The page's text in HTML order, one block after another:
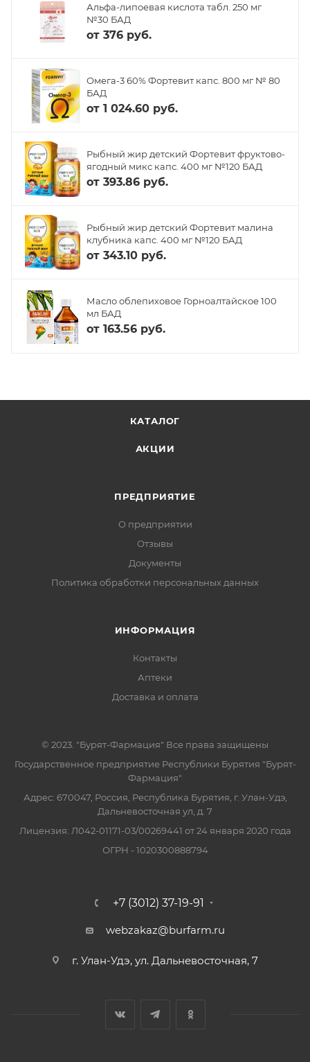
Альфа-липоевая кислота табл. 250 мг
№30 БАД
от 376 руб.
Омега-3 60% Фортевит капс. 800 мг № 80
БАД
от 1 024.60 руб.
Рыбный жир детский Фортевит фруктово-
ягодный микс капс. 400 мг №120 БАД
от 393.86 руб.
Рыбный жир детский Фортевит малина
клубника капс. 400 мг №120 БАД
от 343.10 руб.
Масло облепиховое Горноалтайское 100
мл БАД
от 163.56 руб.
КАТАЛОГ
АКЦИИ
ПРЕДПРИЯТИЕ
О предприятии
Отзывы
Документы
Политика обработки персональных данных
ИНФОРМАЦИЯ
Контакты
Аптеки
Доставка и оплата
© 2023. "Бурят-Фармация" Все права защищены
Государственное предприятие Республики Бурятия "Бурят-
Фармация"
Адрес: 670047, Россия, Республика Бурятия, г. Улан-Удэ,
Дальневосточная ул, д. 7
Лицензия: Л042-01171-03/00269441 от 24 января 2020 года
ОГРН - 1020300888794
+7 (3012) 37-19-91
webzakaz@burfarm.ru
г. Улан-Удэ, ул. Дальневосточная, 7